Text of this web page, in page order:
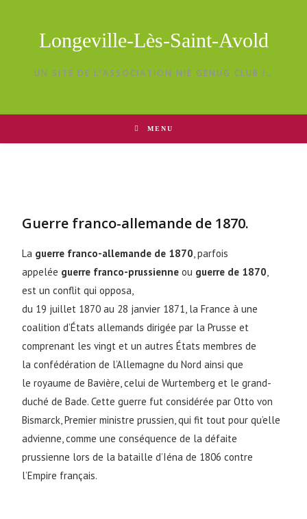
Longeville-Lès-Saint-Avold
UN SITE DE L'ASSOCIATION NIE GENUG CLUB !…
MENU
Guerre franco-allemande de 1870.
La guerre franco-allemande de 1870, parfois
appelée guerre franco-prussienne ou guerre de 1870,
est un conflit qui opposa,
du 19 juillet 1870 au 28 janvier 1871, la France à une
coalition d’États allemands dirigée par la Prusse et
comprenant les vingt et un autres États membres de
la confédération de l’Allemagne du Nord ainsi que
le royaume de Bavière, celui de Wurtemberg et le grand-
duché de Bade. Cette guerre fut considérée par Otto von
Bismarck, Premier ministre prussien, qui fit tout pour qu’elle
advienne, comme une conséquence de la défaite
prussienne lors de la bataille d’Iéna de 1806 contre
l’Empire français.